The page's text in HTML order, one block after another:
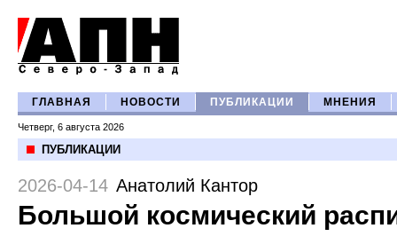
ГЛАВНАЯ НОВОСТИ ПУБЛИКАЦИИ МНЕНИЯ
Четверг, 6 августа 2026
ПУБЛИКАЦИИ
2026-04-14 Анатолий Кантор
Большой космический